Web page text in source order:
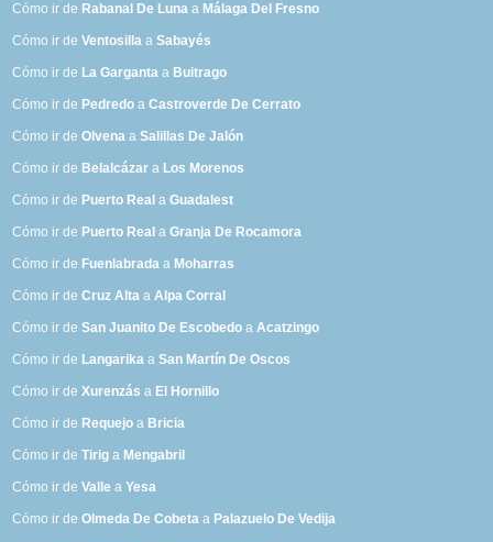
Cómo ir de Rabanal De Luna a Málaga Del Fresno
Cómo ir deVentosilla aSabayés
Cómo ir de La Garganta a Buitrago
Cómo ir de Pedredo aCastroverde De Cerrato
Cómo ir deOlvena aSalillas De Jalón
Cómo ir de Belalcázar a Los Morenos
Cómo ir de Puerto Real aGuadalest
Cómo ir de Puerto Real aGranja De Rocamora
Cómo ir de Fuenlabrada a Moharras
Cómo ir deCruz Alta aAlpa Corral
Cómo ir deSan Juanito De Escobedo aAcatzingo
Cómo ir de Langarika aSan Martín De Oscos
Cómo ir deXurenzás a El Hornillo
Cómo ir de Requejo a Bricia
Cómo ir deTirig a Mengabril
Cómo ir deValle aYesa
Cómo ir deOlmeda De Cobeta a Palazuelo De Vedija